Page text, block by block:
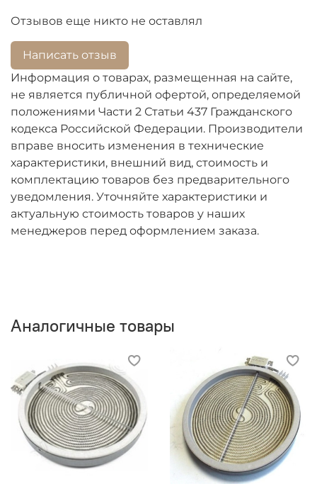
Отзывов еще никто не оставлял
Написать отзыв
Информация о товарах, размещенная на сайте,
не является публичной офертой, определяемой
положениями Части 2 Статьи 437 Гражданского
кодекса Российской Федерации. Производители
вправе вносить изменения в технические
характеристики, внешний вид, стоимость и
комплектацию товаров без предварительного
уведомления. Уточняйте характеристики и
актуальную стоимость товаров у наших
менеджеров перед оформлением заказа.
Аналогичные товары